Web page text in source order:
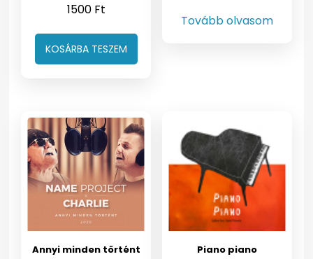
1500 Ft
KOSÁRBA TESZEM
Tovább olvasom
Annyi minden történt Piano piano